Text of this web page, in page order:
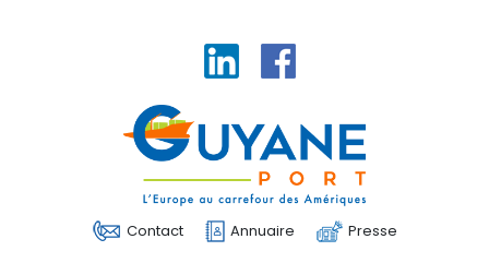
Linkedin
Contact Annuaire Presse